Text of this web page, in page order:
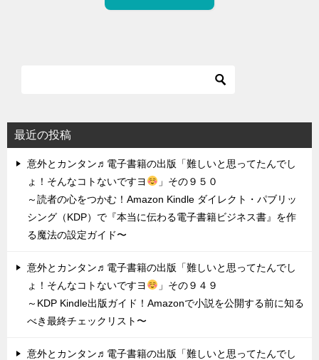
最近の投稿
意外とカンタン♬電子書籍の出版「難しいと思ってたんでし
ょ！そんなコトないですヨ
」その９５０
～読者の心をつかむ！Amazon Kindle ダイレクト・パブリッ
シング（KDP）で『本当に伝わる電子書籍ビジネス書』を作
る魔法の設定ガイド〜
意外とカンタン♬電子書籍の出版「難しいと思ってたんでし
ょ！そんなコトないですヨ
」その９４９
～KDP Kindle出版ガイド！Amazonで小説を公開する前に知る
べき最終チェックリスト〜
意外とカンタン♬電子書籍の出版「難しいと思ってたんでし